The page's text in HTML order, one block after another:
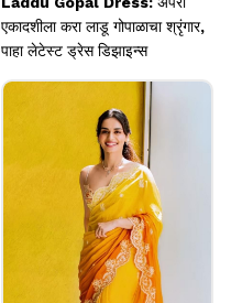
एकादशीला करा लाडू गोपाळाचा श्रृंगार,
पाहा लेटेस्ट ड्रेस डिझाइन्स